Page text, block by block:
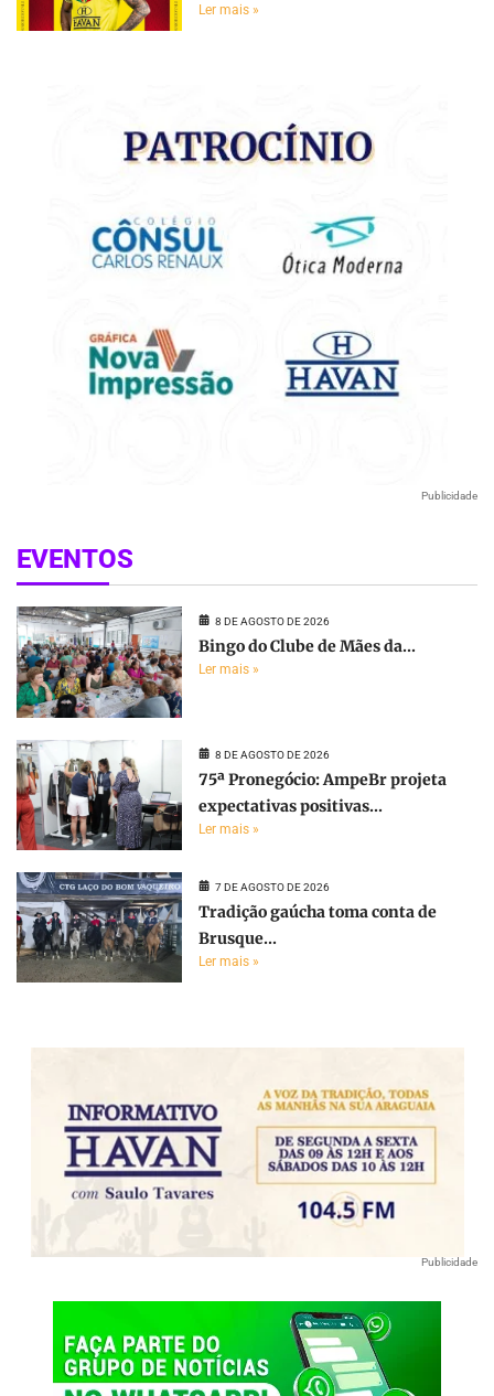
Ler mais »
Publicidade
EVENTOS
8 DE AGOSTO DE 2026
Bingo do Clube de Mães da...
Ler mais »
8 DE AGOSTO DE 2026
75ª Pronegócio: AmpeBr projeta
expectativas positivas...
Ler mais »
7 DE AGOSTO DE 2026
Tradição gaúcha toma conta de
Brusque...
Ler mais »
Publicidade